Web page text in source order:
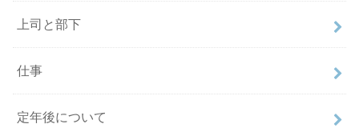
上司と部下
仕事
定年後について